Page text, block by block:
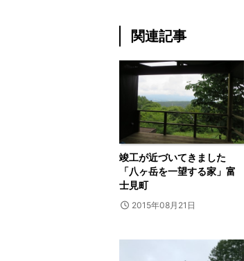
関連記事
竣工が近づいてきました
「八ヶ岳を一望する家」富
士見町
2015年08月21日